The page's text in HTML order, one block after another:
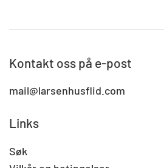
Kontakt oss på e-post
mail@larsenhusflid.com
Links
Søk